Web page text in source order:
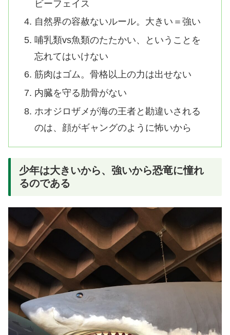
ビーフェイス
自然界の容赦ないルール。大きい＝強い
哺乳類vs魚類のたたかい、ということを
忘れてはいけない
筋肉はゴム。骨格以上の力は出せない
内臓を守る肋骨がない
ホオジロザメが海の王者と勘違いされる
のは、顔がギャングのように怖いから
少年は大きいから、強いから恐竜に憧れ
るのである